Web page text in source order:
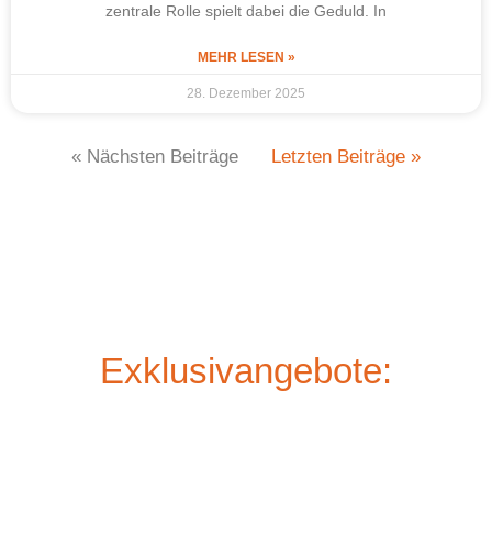
zentrale Rolle spielt dabei die Geduld. In
MEHR LESEN »
28. Dezember 2025
« Nächsten Beiträge Letzten Beiträge »
Exklusivangebote: